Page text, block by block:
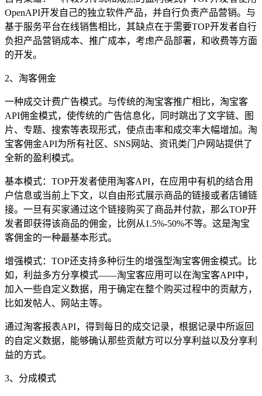
OpenAPI开发自己的独立软件产品，并自行负责产品营销。与
基于服务平台在线销售相比，其缺点在于需要TOP开发者自行
负担产品营销成本、推广成本，考虑产品部署，和收费等方面
的开发。
2、淘客佣金
一种成交计费广告模式。与传统的淘宝客推广相比，淘宝客
API佣金模式，使传统的广告信息化，同时跳出了文字链、图
片、专题、搜索等表现形式，使点击率和成交率大幅增加。淘
宝客佣金API为所有社区、SNS网站、资讯类门户网站提供了
全新的盈利模式。
基本模式：TOP开发者使用淘客API，在应用中有机的结合用
户信息或当前上下文，以自由形式展示商品的链接或者店铺链
接。一旦有买家通过这个链接购买了商品并付款，那么TOP开
发者即获得该商品的佣金，比例从1.5%-50%不等。这是淘宝
客佣金的一种最基本形式。
增强模式：TOP还支持多种衍生的增强型淘宝客佣金模式。比
如，利益多方分享模式——淘宝客应用可以在淘宝客API中，
加入一些自定义数据，用于确定在整个购买过程中的贡献方，
比如发帖人、网站主等。
通过淘客报表API，得到每日的成交记录，根据记录中所返回
的自定义数据，能够确认那些贡献方可以分享利益以及分享利
益的方式。
3、分成模式